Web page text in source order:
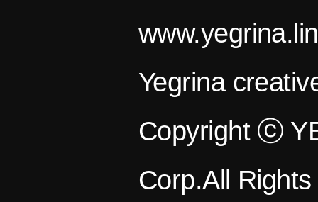
Yegrina
Copyright ⓒ
Corp.All